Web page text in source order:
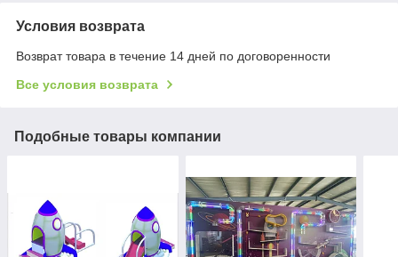
Условия возврата
Возврат товара в течение 14 дней по договоренности
Все условия возврата
Подобные товары компании